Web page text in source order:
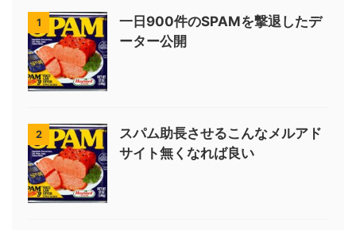
1
一日900件のSPAMを撃退したデ
ーター公開
2
スパム助長させるこんなメルアド
サイト無くなれば良い